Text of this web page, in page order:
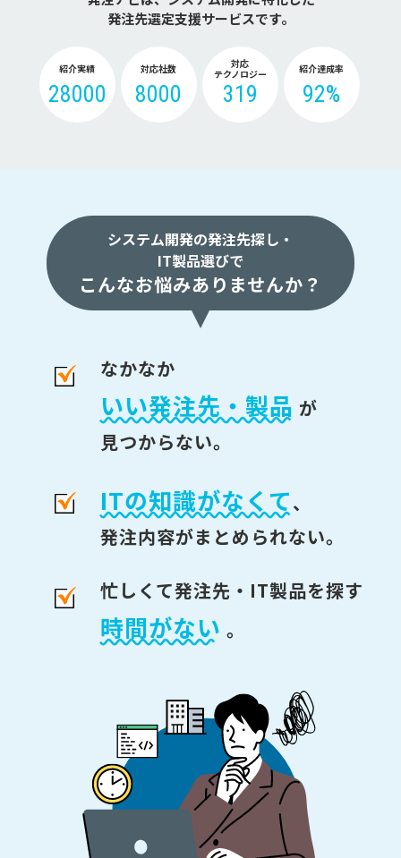
発注先選定支援サービスです。
紹介実績
28000
対応社数
8000
対応
テクノロジー
319
紹介達成率
92%
システム開発の発注先探し・
IT製品選びで
こんなお悩みありませんか？
なかなか
いい発注先・製品 が
見つからない。
ITの知識がなくて、
発注内容がまとめられない。
忙しくて発注先・IT製品を探す
時間がない 。